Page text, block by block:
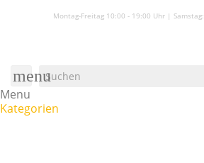
Montag-Freitag 10:00 - 19:00 Uhr | Samstag:
menu
Menu
Kategorien